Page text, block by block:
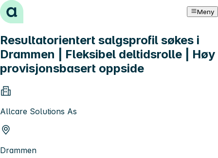
Hopp til innhold Meny
Resultatorientert salgsprofil søkes i
Drammen | Fleksibel deltidsrolle | Høy
provisjonsbasert oppside
Allcare Solutions As
Drammen